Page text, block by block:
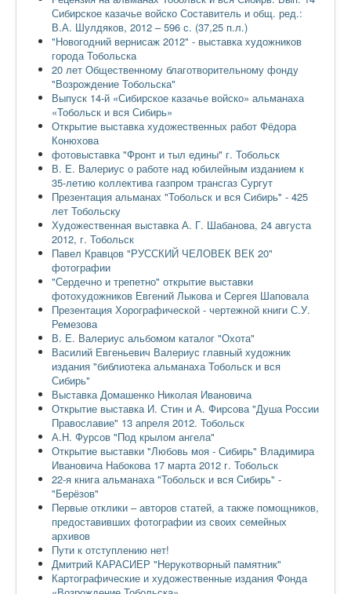
Сибирское казачье войско Составитель и общ. ред.:
В.А. Шулдяков, 2012 – 596 с. (37,25 п.л.)
"Новогодний вернисаж 2012" - выставка художников
города Тобольска
20 лет Общественному благотворительному фонду
"Возрождение Тобольска"
Выпуск 14-й «Сибирское казачье войско» альманаха
«Тобольск и вся Сибирь»
Открытие выставка художественных работ Фёдора
Конюхова
фотовыставка "Фронт и тыл едины" г. Тобольск
В. Е. Валериус о работе над юбилейным изданием к
35-летию коллектива газпром трансгаз Сургут
Презентация альманах "Тобольск и вся Сибирь" - 425
лет Тобольску
Художественная выставка А. Г. Шабанова, 24 августа
2012, г. Тобольск
Павел Кравцов "РУССКИЙ ЧЕЛОВЕК ВЕК 20"
фотографии
"Сердечно и трепетно" открытие выставки
фотохудожников Евгений Лыкова и Сергея Шаповала
Презентация Хорографической - чертежной книги С.У.
Ремезова
В. Е. Валериус альбомом каталог "Охота"
Василий Евгеньевич Валериус главный художник
издания "библиотека альманаха Тобольск и вся
Сибирь"
Выставка Домашенко Николая Ивановича
Открытие выставка И. Стин и А. Фирсова "Душа России
Православие" 13 апреля 2012. Тобольск
А.Н. Фурсов "Под крылом ангела"
Открытие выставки "Любовь моя - Сибирь" Владимира
Ивановича Набокова 17 марта 2012 г. Тобольск
22-я книга альманаха "Тобольск и вся Сибирь" -
"Берёзов"
Первые отклики – авторов статей, а также помощников,
предоставивших фотографии из своих семейных
архивов
Пути к отступлению нет!
Дмитрий КАРАСИЕР "Нерукотворный памятник"
Картографические и художественные издания Фонда